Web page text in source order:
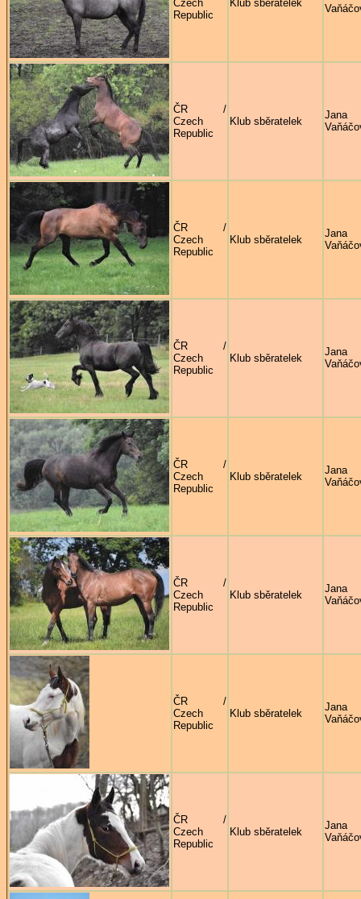
Czech
Republic
Klub sběratelek
ČR /
Czech
Republic
Klub sběratelek
Jana
ČR /
Czech
Republic
Klub sběratelek
Jana
ČR /
Czech
Republic
Klub sběratelek
Jana
ČR /
Czech
Republic
Klub sběratelek
Jana
ČR /
Czech
Republic
Klub sběratelek
Jana
ČR /
Czech
Republic
Klub sběratelek
Jana
ČR /
Czech
Republic
Klub sběratelek
Jana